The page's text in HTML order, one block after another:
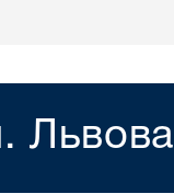
Львова